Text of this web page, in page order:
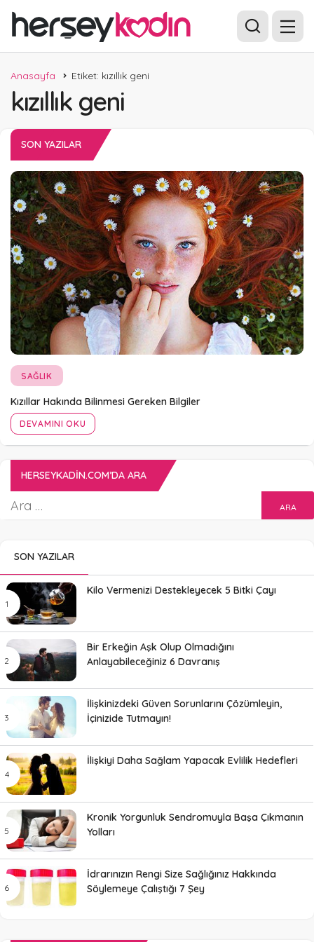
Anasayfa Etiket: kızıllık geni
kızıllık geni
SON YAZILAR
SAĞLIK
Kızıllar Hakında Bilinmesi Gereken Bilgiler
DEVAMINI OKU
HERSEYKADIN.COM’DA ARA
SON YAZILAR
Kilo Vermenizi Destekleyecek 5 Bitki Çayı
Bir Erkeğin Aşk Olup Olmadığını
Anlayabileceğiniz 6 Davranış
İlişkinizdeki Güven Sorunlarını Çözümleyin,
İçinizide Tutmayın!
İlişkiyi Daha Sağlam Yapacak Evlilik Hedefleri
Kronik Yorgunluk Sendromuyla Başa Çıkmanın
Yolları
İdrarınızın Rengi Size Sağlığınız Hakkında
Söylemeye Çalıştığı 7 Şey